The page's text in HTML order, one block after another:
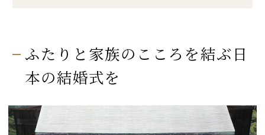
ふたりと家族のこころを結ぶ日
本の結婚式を